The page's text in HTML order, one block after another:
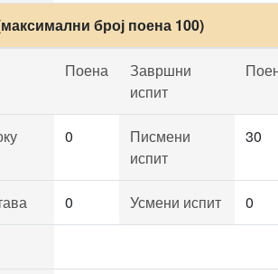
број поена 100)
Поена
Завршни
испит
0
Писмени
испит
30
0 Усмени испит 0